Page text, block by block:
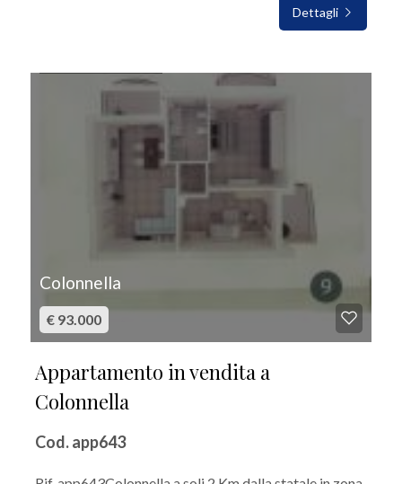
Dettagli
Colonnella
€ 93.000
Appartamento in vendita a
Colonnella
Cod. app643